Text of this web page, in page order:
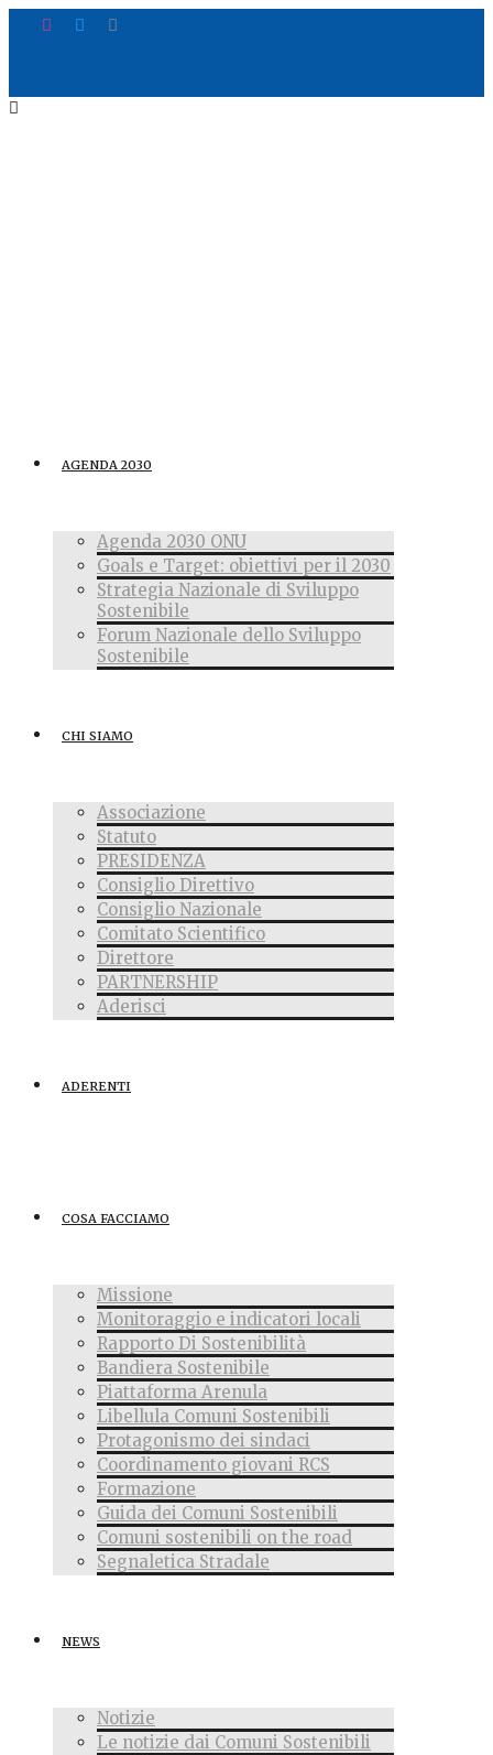
AGENDA 2030
Agenda 2030 ONU
Goals e Target: obiettivi per il 2030
Strategia Nazionale di Sviluppo
Sostenibile
Forum Nazionale dello Sviluppo
Sostenibile
CHI SIAMO
Associazione
Statuto
PRESIDENZA
Consiglio Direttivo
Consiglio Nazionale
Comitato Scientifico
Direttore
PARTNERSHIP
Aderisci
ADERENTI
COSA FACCIAMO
Missione
Monitoraggio e indicatori locali
Rapporto Di Sostenibilità
Bandiera Sostenibile
Piattaforma Arenula
Libellula Comuni Sostenibili
Protagonismo dei sindaci
Coordinamento giovani RCS
Formazione
Guida dei Comuni Sostenibili
Comuni sostenibili on the road
Segnaletica Stradale
NEWS
Notizie
Le notizie dai Comuni Sostenibili